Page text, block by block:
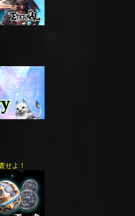
せよ！